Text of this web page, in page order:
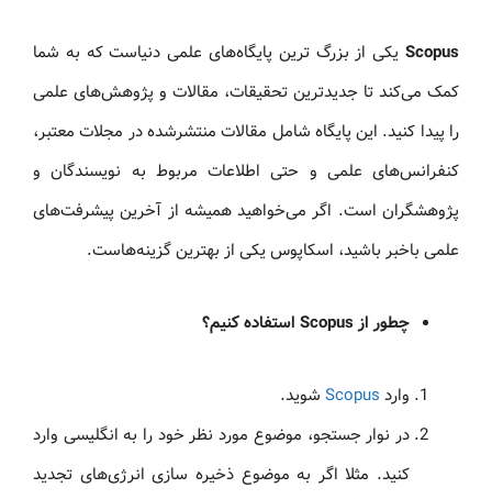
Scopus یکی از بزرگ‌ ترین پایگاه‌های علمی دنیاست که به شما
کمک می‌کند تا جدیدترین تحقیقات، مقالات و پژوهش‌های علمی
را پیدا کنید. این پایگاه شامل مقالات منتشرشده در مجلات معتبر،
کنفرانس‌های علمی و حتی اطلاعات مربوط به نویسندگان و
پژوهشگران است. اگر می‌خواهید همیشه از آخرین پیشرفت‌های
علمی باخبر باشید، اسکاپوس یکی از بهترین گزینه‌هاست.
چطور از Scopus استفاده کنیم؟
وارد Scopus شوید.
در نوار جستجو، موضوع مورد نظر خود را به انگلیسی وارد
کنید. مثلا اگر به موضوع ذخیره‌ سازی انرژی‌های تجدید